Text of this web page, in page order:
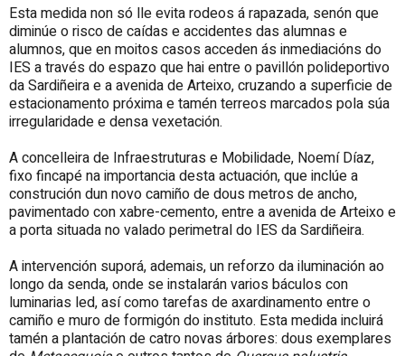
Esta medida non só lle evita rodeos á rapazada, senón que
diminúe o risco de caídas e accidentes das alumnas e
alumnos, que en moitos casos acceden ás inmediacións do
IES a través do espazo que hai entre o pavillón polideportivo
da Sardiñeira e a avenida de Arteixo, cruzando a superficie de
estacionamento próxima e tamén terreos marcados pola súa
irregularidade e densa vexetación.
A concelleira de Infraestruturas e Mobilidade, Noemí Díaz,
fixo fincapé na importancia desta actuación, que inclúe a
construción dun novo camiño de dous metros de ancho,
pavimentado con xabre-cemento, entre a avenida de Arteixo e
a porta situada no valado perimetral do IES da Sardiñeira.
A intervención suporá, ademais, un reforzo da iluminación ao
longo da senda, onde se instalarán varios báculos con
luminarias led, así como tarefas de axardinamento entre o
camiño e muro de formigón do instituto. Esta medida incluirá
tamén a plantación de catro novas árbores: dous exemplares